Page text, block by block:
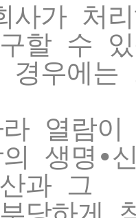
가 처
할 수
우에
열람이
생명∙
과 그